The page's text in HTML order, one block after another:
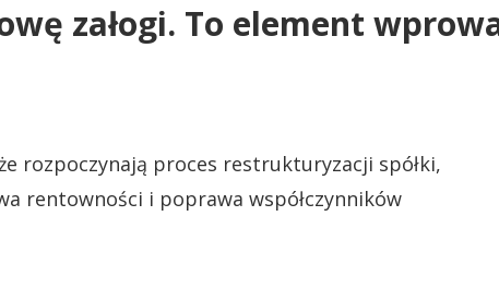
załogi. To element
rozpoczynają proces restrukturyzacji spółki,
rentowności i poprawa współczynników